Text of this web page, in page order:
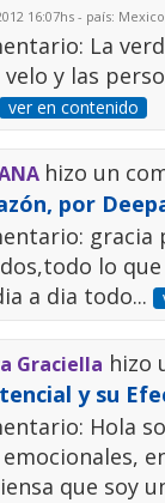
16:07hs - país: Mexico
La
velo y las
ver en contenido
hizo un
por
lo
a dia todo...
Graciella hizo
y su
Hola
que soy